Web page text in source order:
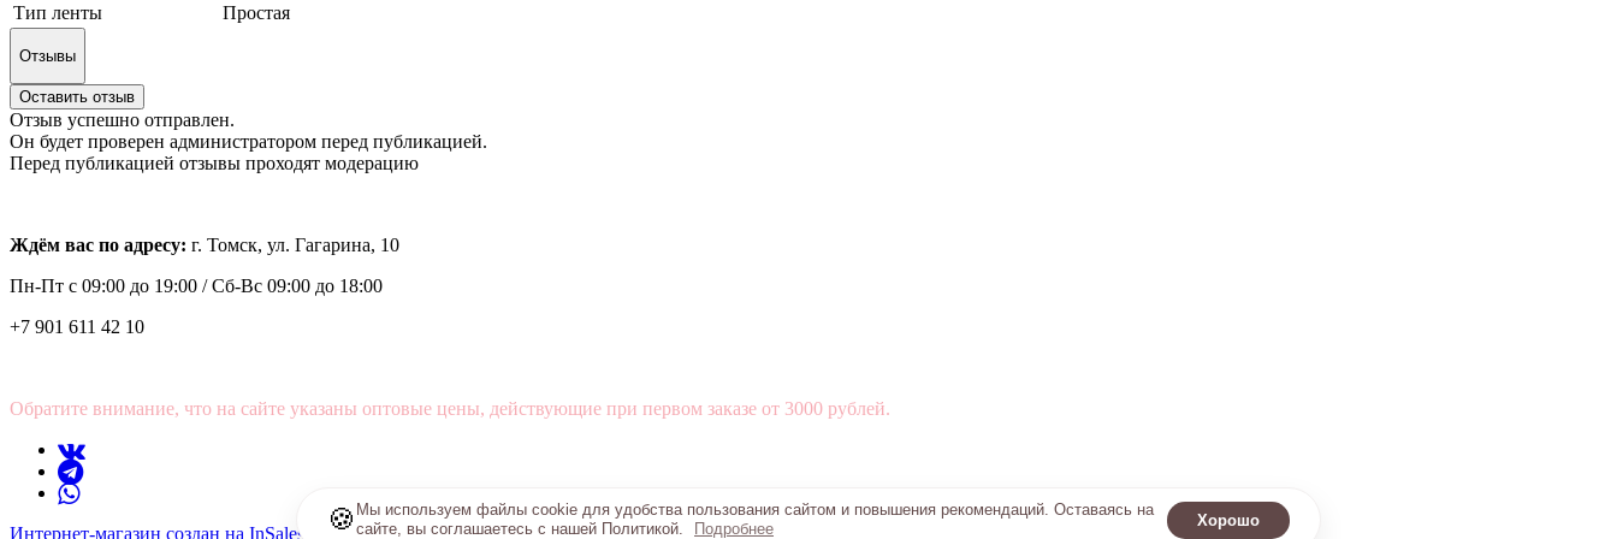
Тип ленты
Простая
Отзывы
Оставить отзыв
Отзыв успешно отправлен.
Он будет проверен администратором перед публикацией.
Перед публикацией отзывы проходят модерацию
Ждём вас по адресу: г. Томск, ул. Гагарина, 10
Пн-Пт с 09:00 до 19:00 /Сб-Вс 09:00 до 18:00
+7 901 611 42 10
Обратите внимание, что на сайте указаны оптовые цены, действующие при первом заказе от 3000 рублей.
Интернет-магазин создан на InSales 🍪 Мы используем файлы cookie для удобства пользования сайтом и повышения рекомендаций. Оставаясь на
сайте, вы соглашаетесь с нашей Политикой.
Подробнее Хорошо